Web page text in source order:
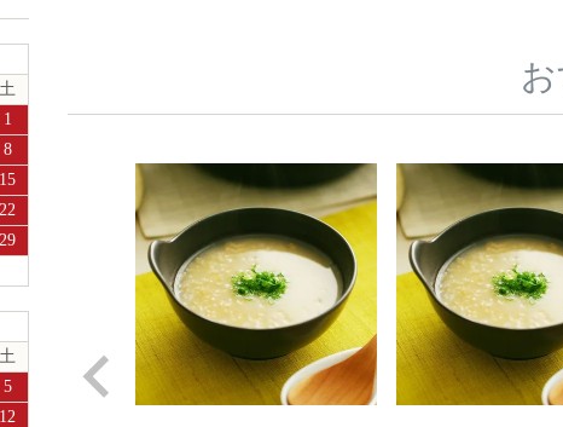
土
1
8
15
22
29
土
5
12